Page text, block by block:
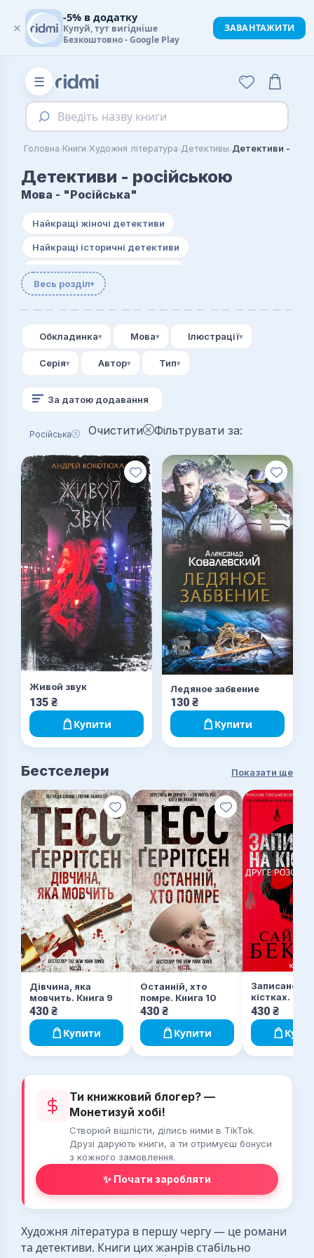
☰
Введіть назву книги
Головна›Книги›Художня література›Детективы›Детективи -
Детективи - російською
Мова - "Російська"
Найкращі жіночі детективи
Найкращі історичні детективи
Найкращі містичні детективи
Весь розділ▾
Обкладинка Мова Ілюстрації
Серія Автор Тип
За датою додавання
Російська Очистити Фільтрувати за:
Живой звук
135 ₴
Купити
Ледяное забвение
130 ₴
Купити
Бестселери Показати ще
Дівчина, яка
мовчить. Книга 9
430 ₴
Купити
Останній, хто
помре. Книга 10
430 ₴
Купити
Записано на
кістках.
430 ₴
Ти книжковий блогер? —
Монетизуй хобі!
Створюй вішлісти, ділись ними в TikTok.
Друзі дарують книги, а ти отримуєш бонуси
з кожного замовлення.
✨ Почати заробляти
Художня література в першу чергу — це романи
та детективи. Книги цих жанрів стабільно
×
-5% в додатку
Купуй, тут вигідніше
Безкоштовно - Google Play
ЗАВАНТАЖИТИ